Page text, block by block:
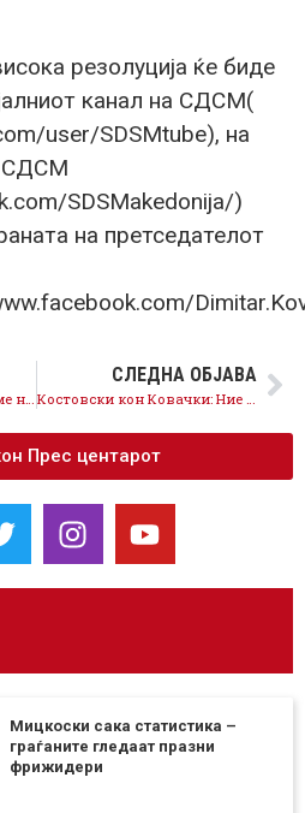
резолуција ќе биде
канал на СДСМ(
user/SDSMtube), на
СДСМ
SDSMakedonija/)
на претседателот
Лукаревска: Посветени сме на заштита на стандардот на граѓаните, на компаниите, поддршка на ранливите граѓани
СЛЕДНА ОБЈАВА
Костовски кон Ковачки: Ние сме дел од НАТО, ќе станеме дел и од ЕУ, вие сте заглавени со Ванчо Михајлов
Прес центарот
Мицкоски сака статистика –
граѓаните гледаат празни
фрижидери